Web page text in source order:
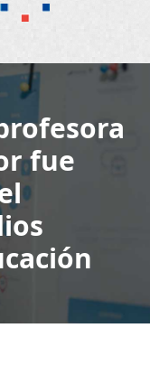
fue